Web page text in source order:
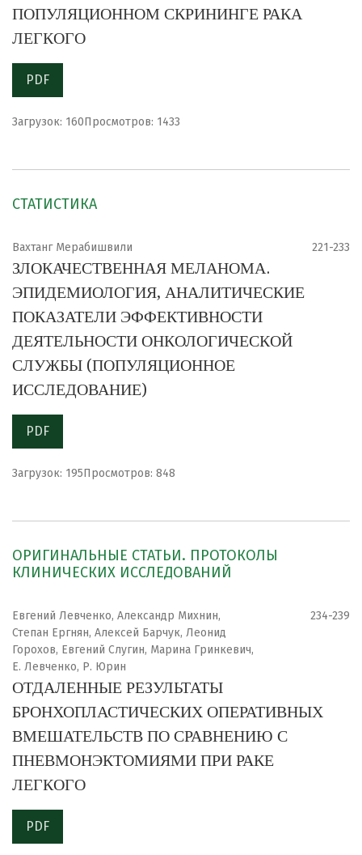
ПОПУЛЯЦИОННОМ СКРИНИНГЕ РАКА
ЛЕГКОГО
PDF
Загрузок: 160Просмотров: 1433
СТАТИСТИКА
Вахтанг Мерабишвили 221-233
ЗЛОКАЧЕСТВЕННАЯ МЕЛАНОМА.
ЭПИДЕМИОЛОГИЯ, АНАЛИТИЧЕСКИЕ
ПОКАЗАТЕЛИ ЭФФЕКТИВНОСТИ
ДЕЯТЕЛЬНОСТИ ОНКОЛОГИЧЕСКОЙ
СЛУЖБЫ (ПОПУЛЯЦИОННОЕ
ИССЛЕДОВАНИЕ)
PDF
Загрузок: 195Просмотров: 848
ОРИГИНАЛЬНЫЕ СТАТЬИ. ПРОТОКОЛЫ
КЛИНИЧЕСКИХ ИССЛЕДОВАНИЙ
Евгений Левченко, Александр Михнин,
Степан Ергнян, Алексей Барчук, Леонид
Горохов, Евгений Слугин, Марина Гринкевич,
Е. Левченко, Р. Юрин
234-239
ОТДАЛЕННЫЕ РЕЗУЛЬТАТЫ
БРОНХОПЛАСТИЧЕСКИХ ОПЕРАТИВНЫХ
ВМЕШАТЕЛЬСТВ ПО СРАВНЕНИЮ С
ПНЕВМОНЭКТОМИЯМИ ПРИ РАКЕ
ЛЕГКОГО
PDF